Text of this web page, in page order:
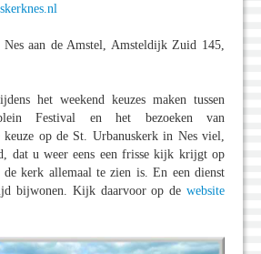
Nes aan de Amstel, Amsteldijk Zuid 145,
het weekend keuzes maken tussen
Festival en het bezoeken van
op de St. Urbanuskerk in Nes viel,
dat u weer eens een frisse kijk krijgt op
kerk allemaal te zien is. En een dienst
bijwonen. Kijk daarvoor op de website